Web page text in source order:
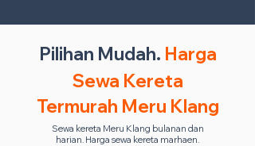
Pilihan Mudah. Harga
Sewa Kereta
Termurah Meru Klang
Sewa kereta Meru Klang bulanan dan
harian. Harga sewa kereta marhaen.